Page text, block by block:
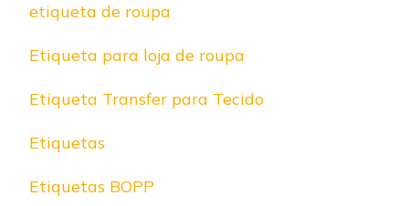
etiqueta de roupa
Etiqueta para loja de roupa
Etiqueta Transfer para Tecido
Etiquetas
Etiquetas BOPP